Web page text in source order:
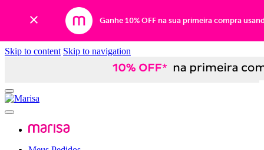
Ganhe 10% OFF na sua primeira compra
Skip to content Skip to navigation